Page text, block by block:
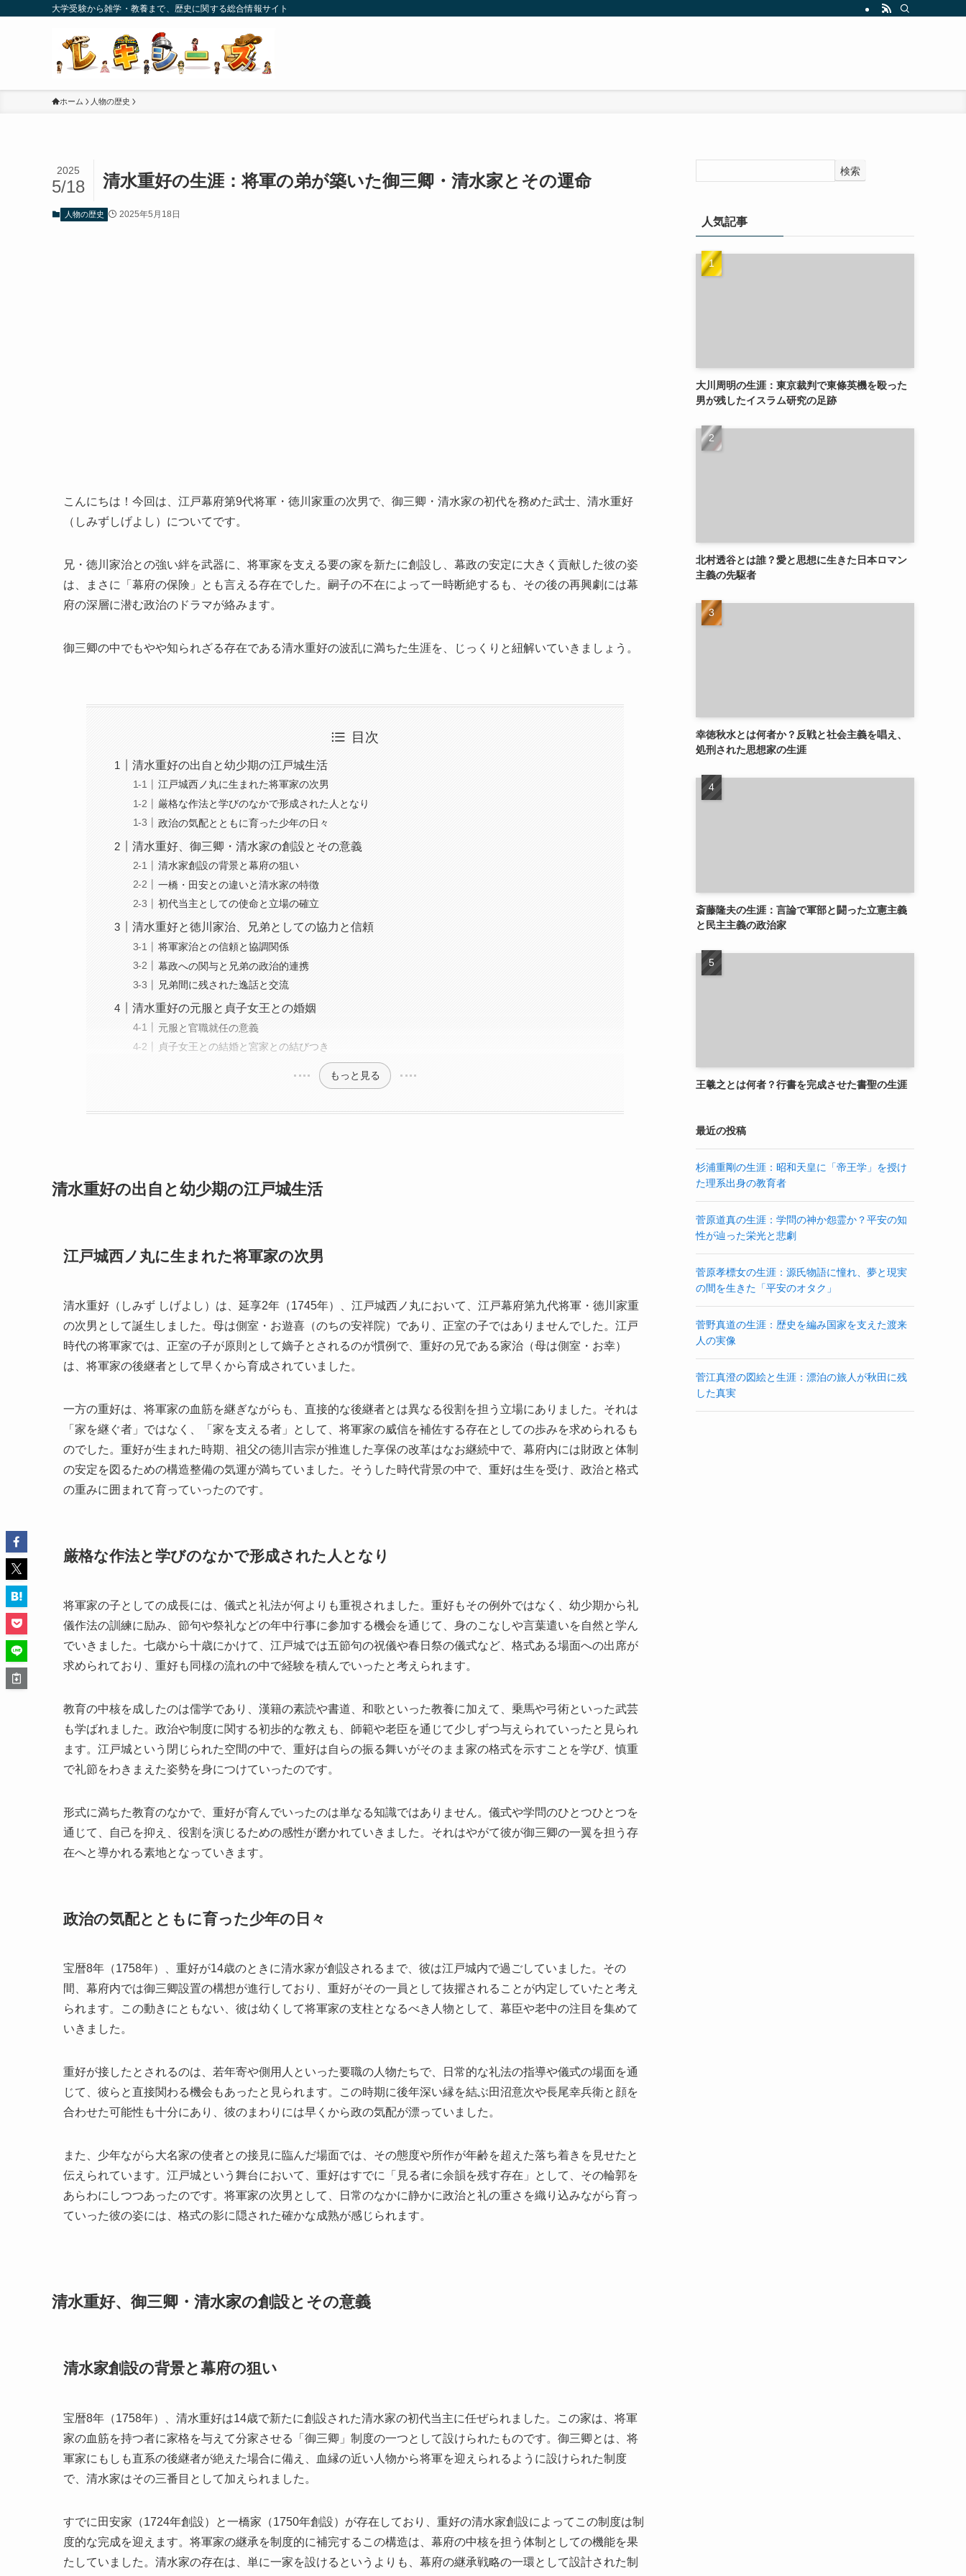
大学受験から雑学・教養まで、歴史に関する総合情報サイト
ホーム 人物の歴史
清水重好の生涯：将軍の弟が築いた御三卿・清水家とその運命
2025
5/18
人物の歴史 2025年5月18日
こんにちは！今回は、江戸幕府第9代将軍・徳川家重の次男で、御三卿・清水家の初代を務めた武士、清水重好
（しみずしげよし）についてです。
兄・徳川家治との強い絆を武器に、将軍家を支える要の家を新たに創設し、幕政の安定に大きく貢献した彼の姿
は、まさに「幕府の保険」とも言える存在でした。嗣子の不在によって一時断絶するも、その後の再興劇には幕
府の深層に潜む政治のドラマが絡みます。
御三卿の中でもやや知られざる存在である清水重好の波乱に満ちた生涯を、じっくりと紐解いていきましょう。
目次
清水重好の出自と幼少期の江戸城生活
江戸城西ノ丸に生まれた将軍家の次男
厳格な作法と学びのなかで形成された人となり
政治の気配とともに育った少年の日々
清水重好、御三卿・清水家の創設とその意義
清水家創設の背景と幕府の狙い
一橋・田安との違いと清水家の特徴
初代当主としての使命と立場の確立
清水重好と徳川家治、兄弟としての協力と信頼
将軍家治との信頼と協調関係
幕政への関与と兄弟の政治的連携
兄弟間に残された逸話と交流
清水重好の元服と貞子女王との婚姻
元服と官職就任の意義
貞子女王との結婚と宮家との結びつき
もっと見る
清水重好の出自と幼少期の江戸城生活
江戸城西ノ丸に生まれた将軍家の次男
清水重好（しみず しげよし）は、延享2年（1745年）、江戸城西ノ丸において、江戸幕府第九代将軍・徳川家重
の次男として誕生しました。母は側室・お遊喜（のちの安祥院）であり、正室の子ではありませんでした。江戸
時代の将軍家では、正室の子が原則として嫡子とされるのが慣例で、重好の兄である家治（母は側室・お幸）
は、将軍家の後継者として早くから育成されていました。
一方の重好は、将軍家の血筋を継ぎながらも、直接的な後継者とは異なる役割を担う立場にありました。それは
「家を継ぐ者」ではなく、「家を支える者」として、将軍家の威信を補佐する存在としての歩みを求められるも
のでした。重好が生まれた時期、祖父の徳川吉宗が推進した享保の改革はなお継続中で、幕府内には財政と体制
の安定を図るための構造整備の気運が満ちていました。そうした時代背景の中で、重好は生を受け、政治と格式
の重みに囲まれて育っていったのです。
厳格な作法と学びのなかで形成された人となり
将軍家の子としての成長には、儀式と礼法が何よりも重視されました。重好もその例外ではなく、幼少期から礼
儀作法の訓練に励み、節句や祭礼などの年中行事に参加する機会を通じて、身のこなしや言葉遣いを自然と学ん
でいきました。七歳から十歳にかけて、江戸城では五節句の祝儀や春日祭の儀式など、格式ある場面への出席が
求められており、重好も同様の流れの中で経験を積んでいったと考えられます。
教育の中核を成したのは儒学であり、漢籍の素読や書道、和歌といった教養に加えて、乗馬や弓術といった武芸
も学ばれました。政治や制度に関する初歩的な教えも、師範や老臣を通じて少しずつ与えられていったと見られ
ます。江戸城という閉じられた空間の中で、重好は自らの振る舞いがそのまま家の格式を示すことを学び、慎重
で礼節をわきまえた姿勢を身につけていったのです。
形式に満ちた教育のなかで、重好が育んでいったのは単なる知識ではありません。儀式や学問のひとつひとつを
通じて、自己を抑え、役割を演じるための感性が磨かれていきました。それはやがて彼が御三卿の一翼を担う存
在へと導かれる素地となっていきます。
政治の気配とともに育った少年の日々
宝暦8年（1758年）、重好が14歳のときに清水家が創設されるまで、彼は江戸城内で過ごしていました。その
間、幕府内では御三卿設置の構想が進行しており、重好がその一員として抜擢されることが内定していたと考え
られます。この動きにともない、彼は幼くして将軍家の支柱となるべき人物として、幕臣や老中の注目を集めて
いきました。
重好が接したとされるのは、若年寄や側用人といった要職の人物たちで、日常的な礼法の指導や儀式の場面を通
じて、彼らと直接関わる機会もあったと見られます。この時期に後年深い縁を結ぶ田沼意次や長尾幸兵衛と顔を
合わせた可能性も十分にあり、彼のまわりには早くから政の気配が漂っていました。
また、少年ながら大名家の使者との接見に臨んだ場面では、その態度や所作が年齢を超えた落ち着きを見せたと
伝えられています。江戸城という舞台において、重好はすでに「見る者に余韻を残す存在」として、その輪郭を
あらわにしつつあったのです。将軍家の次男として、日常のなかに静かに政治と礼の重さを織り込みながら育っ
ていった彼の姿には、格式の影に隠された確かな成熟が感じられます。
清水重好、御三卿・清水家の創設とその意義
清水家創設の背景と幕府の狙い
宝暦8年（1758年）、清水重好は14歳で新たに創設された清水家の初代当主に任ぜられました。この家は、将軍
家の血筋を持つ者に家格を与えて分家させる「御三卿」制度の一つとして設けられたものです。御三卿とは、将
軍家にもしも直系の後継者が絶えた場合に備え、血縁の近い人物から将軍を迎えられるように設けられた制度
で、清水家はその三番目として加えられました。
すでに田安家（1724年創設）と一橋家（1750年創設）が存在しており、重好の清水家創設によってこの制度は制
度的な完成を迎えます。将軍家の継承を制度的に補完するこの構造は、幕府の中核を担う体制としての機能を果
たしていました。清水家の存在は、単に一家を設けるというよりも、幕府の継承戦略の一環として設計された制
検索
人気記事
大川周明の生涯：東京裁判で東條英機を殴った
男が残したイスラム研究の足跡
北村透谷とは誰？愛と思想に生きた日本ロマン
主義の先駆者
幸徳秋水とは何者か？反戦と社会主義を唱え、
処刑された思想家の生涯
斎藤隆夫の生涯：言論で軍部と闘った立憲主義
と民主主義の政治家
王羲之とは何者？行書を完成させた書聖の生涯
最近の投稿
杉浦重剛の生涯：昭和天皇に「帝王学」を授け
た理系出身の教育者
菅原道真の生涯：学問の神か怨霊か？平安の知
性が辿った栄光と悲劇
菅原孝標女の生涯：源氏物語に憧れ、夢と現実
の間を生きた「平安のオタク」
菅野真道の生涯：歴史を編み国家を支えた渡来
人の実像
菅江真澄の図絵と生涯：漂泊の旅人が秋田に残
した真実